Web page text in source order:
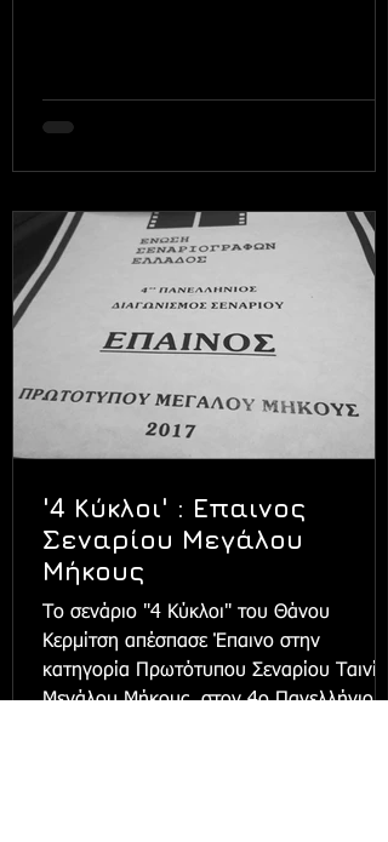
'4 Κύκλοι' : Επαινος
Σεναρίου Μεγάλου
Μήκους
Το σενάριο "4 Κύκλοι" του Θάνου
Κερμίτση απέσπασε Έπαινο στην
κατηγορία Πρωτότυπου Σεναρίου Ταινίας
Μεγάλου Μήκους, στον 4ο Πανελλήνιο...